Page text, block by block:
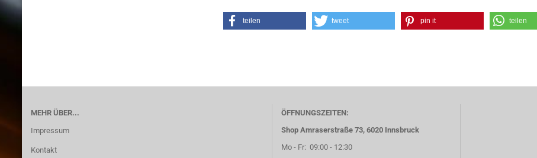
teilen tweet pin it teilen
MEHR ÜBER...
Impressum
Kontakt
ÖFFNUNGSZEITEN:
Shop Amraserstraße 73, 6020 Innsbruck
Mo - Fr: 09:00 - 12:30